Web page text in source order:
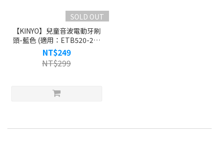
SOLD OUT
【KINYO】兒童音波電動牙刷
頭-藍色 (適用：ETB520-2、
ETB-520)
NT$249
NT$299